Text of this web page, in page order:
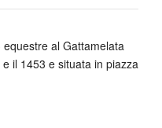
al Gattamelata
il 1453 e situata in piazza